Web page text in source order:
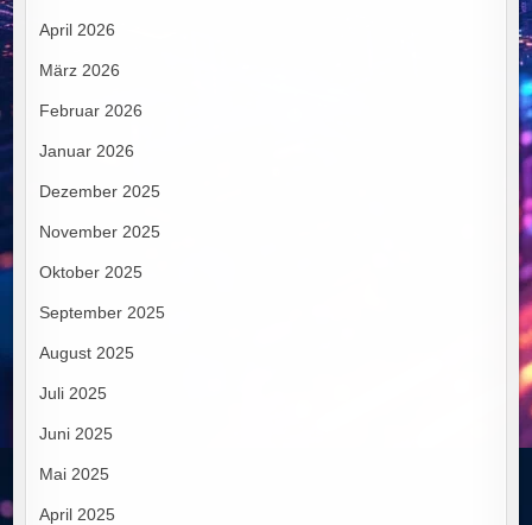
April 2026
März 2026
Februar 2026
Januar 2026
Dezember 2025
November 2025
Oktober 2025
September 2025
August 2025
Juli 2025
Juni 2025
Mai 2025
April 2025